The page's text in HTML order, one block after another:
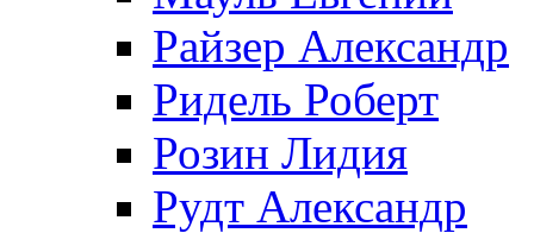
Райзер Александр
Ридель Роберт
Розин Лидия
Рудт Александр